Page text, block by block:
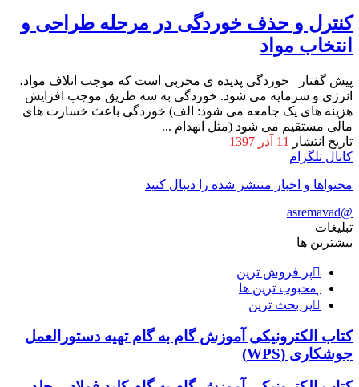
کنترل و حذف خوردگی در مرحله طراحی و
انتخاب مواد
پیش گفتار خوردگی پدیده­ ی مخربی است که موجب اتلاف مواد،
انرژی و سرمایه می شود. خوردگی به سه طریق موجب افزایش
هزینه های یک جامعه می شود: الف) خوردگی باعث خسارت های
مالی مستقیم می شود (مثل انهدام ...
تاریخ انتشار
11 آذر 1397
کانال تلگرام
محتواها و اخبار منتشر شده را دنبال کنید
@asremavad
تبلیغات
بیشترین ها
پر فروش ترین
محبوب ترین ها
پر بحث ترین
کتاب الکترونیکی آموزش گام به گام تهیه دستورالعمل
جوشکاری (WPS)